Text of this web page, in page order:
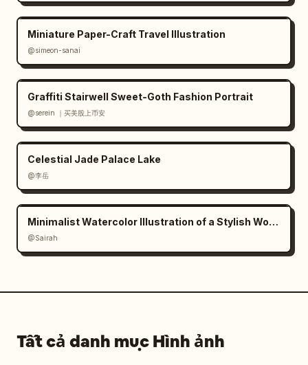
Miniature Paper-Craft Travel Illustration
@simeon-sanai
Graffiti Stairwell Sweet-Goth Fashion Portrait
@serein ｜买美股上币安
Celestial Jade Palace Lake
@李岳
Minimalist Watercolor Illustration of a Stylish Woman
@Sairah
Tất cả danh mục Hình ảnh